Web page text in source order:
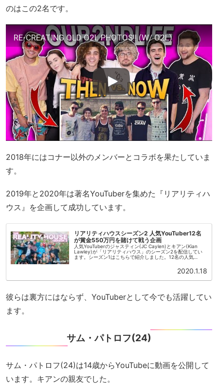
のはこの2名です。
RE-CREATING OLD O2L PHOTOS!! (W/ O2L)
2018年にはコナー以外のメンバーとコラボを果たしていま
す。
2019年と2020年は著名YouTuberを集めた『リアリティハ
ウス』を企画して成功しています。
リアリティハウスシーズン2 人気YouTuber12名
が賞金550万円を賭けて戦う企画
人気YouTuberのジャスティン(JC Caylen)とキアン(Kian
Lawley)が「リアリティハウス」のシーズン2を配信してい
ます。シーズン1はこちらで紹介しました。12名の人気
2020.1.18
彼らは裏方にはならず、YouTuberとして今でも活躍してい
ます。
サム・パトロフ(24)
サム・パトロフ(24)は14歳からYouTubeに動画を公開して
います。キアンの親友でした。